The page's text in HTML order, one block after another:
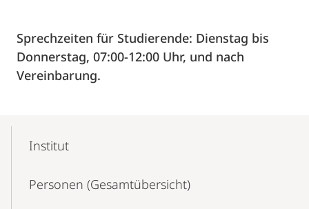
Sprechzeiten für Studierende: Dienstag bis
Donnerstag, 07:00-12:00 Uhr, und nach
Vereinbarung.
Navigation
Institut
Personen (Gesamtübersicht)